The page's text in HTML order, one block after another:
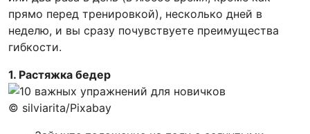
прямо перед тренировкой), несколько дней в
неделю, и вы сразу почувствуете преимущества
гибкости.
1. Растяжка бедер
© silviarita/Pixabay